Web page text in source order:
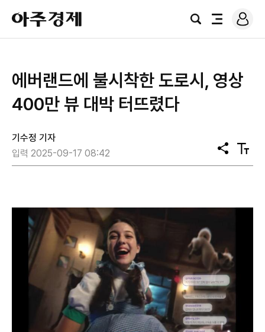
아
주
경
검
전
로
그
에버랜드에 불시착한 도로시, 영상
400만 뷰 대박 터뜨렸다
기수정 기자
입력 2025-09-17 08:42
공
유
텍
스